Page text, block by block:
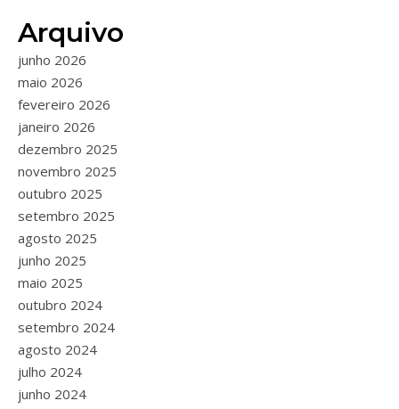
Arquivo
junho 2026
maio 2026
fevereiro 2026
janeiro 2026
dezembro 2025
novembro 2025
outubro 2025
setembro 2025
agosto 2025
junho 2025
maio 2025
outubro 2024
setembro 2024
agosto 2024
julho 2024
junho 2024